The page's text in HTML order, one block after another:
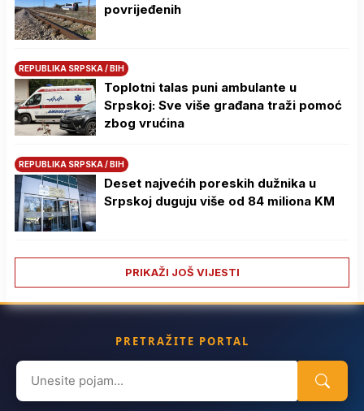
povrijeđenih
REPUBLIKA SRPSKA / BIH
Toplotni talas puni ambulante u
Srpskoj: Sve više građana traži pomoć
zbog vrućina
REPUBLIKA SRPSKA / BIH
Deset najvećih poreskih dužnika u
Srpskoj duguju više od 84 miliona KM
PRIKAŽI JOŠ VIJESTI
PRETRAŽITE PORTAL
Search
for: